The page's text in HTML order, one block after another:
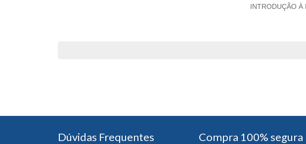
INTRODUÇÃO À
Dúvidas Frequentes Compra 100% segura